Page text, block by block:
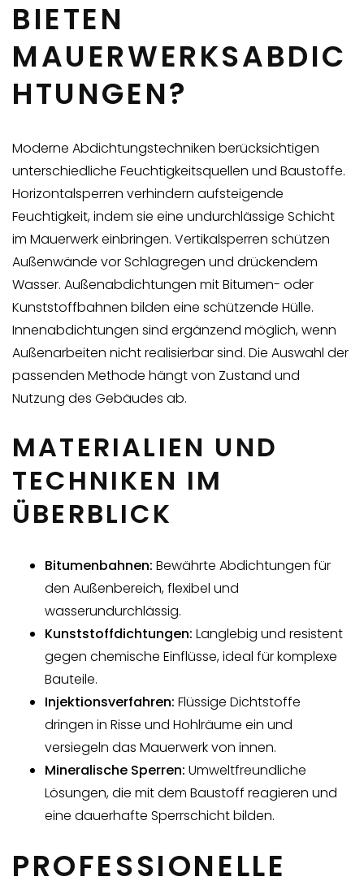
BIETEN
MAUERWERKSABDIC
HTUNGEN?
Moderne Abdichtungstechniken berücksichtigen
unterschiedliche Feuchtigkeitsquellen und Baustoffe.
Horizontalsperren verhindern aufsteigende
Feuchtigkeit, indem sie eine undurchlässige Schicht
im Mauerwerk einbringen. Vertikalsperren schützen
Außenwände vor Schlagregen und drückendem
Wasser. Außenabdichtungen mit Bitumen- oder
Kunststoffbahnen bilden eine schützende Hülle.
Innenabdichtungen sind ergänzend möglich, wenn
Außenarbeiten nicht realisierbar sind. Die Auswahl der
passenden Methode hängt von Zustand und
Nutzung des Gebäudes ab.
MATERIALIEN UND
TECHNIKEN IM
ÜBERBLICK
Bitumenbahnen: Bewährte Abdichtungen für
den Außenbereich, flexibel und
wasserundurchlässig.
Kunststoffdichtungen: Langlebig und resistent
gegen chemische Einflüsse, ideal für komplexe
Bauteile.
Injektionsverfahren: Flüssige Dichtstoffe
dringen in Risse und Hohlräume ein und
versiegeln das Mauerwerk von innen.
Mineralische Sperren: Umweltfreundliche
Lösungen, die mit dem Baustoff reagieren und
eine dauerhafte Sperrschicht bilden.
PROFESSIONELLE